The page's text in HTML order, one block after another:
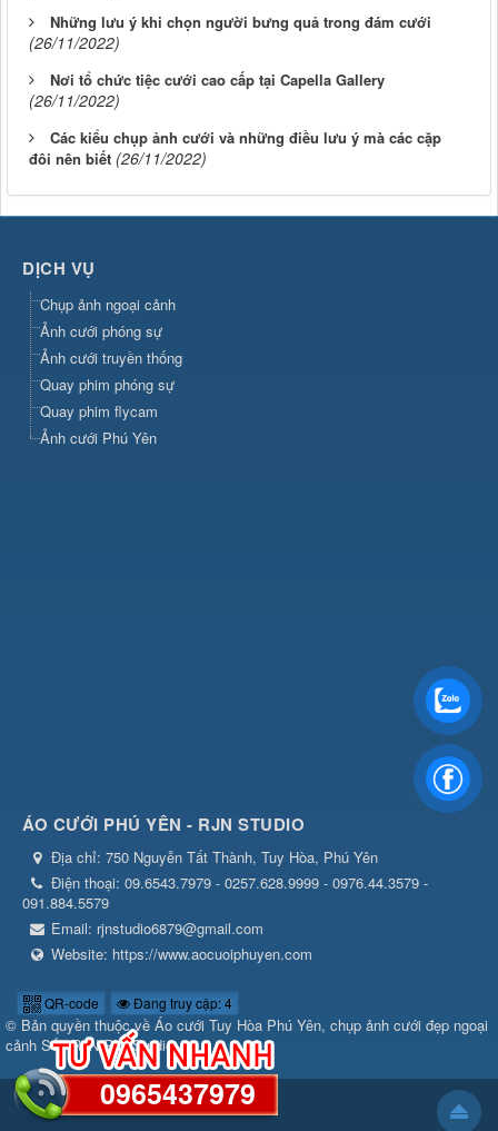
Những lưu ý khi chọn người bưng quả trong đám cưới
(26/11/2022)
Nơi tổ chức tiệc cưới cao cấp tại Capella Gallery
(26/11/2022)
Các kiểu chụp ảnh cưới và những điều lưu ý mà các cặp
đôi nên biết (26/11/2022)
DỊCH VỤ
Chụp ảnh ngoại cảnh
Ảnh cưới phóng sự
Ảnh cưới truyền thống
Quay phim phóng sự
Quay phim flycam
Ảnh cưới Phú Yên
ÁO CƯỚI PHÚ YÊN - RJN STUDIO
Địa chỉ: 750 Nguyễn Tất Thành, Tuy Hòa, Phú Yên
Điện thoại: 09.6543.7979 - 0257.628.9999 - 0976.44.3579 -
091.884.5579
Email: rjnstudio6879@gmail.com
Website: https://www.aocuoiphuyen.com
QR-code Đang truy cập: 4
© Bản quyền thuộc về Áo cưới Tuy Hòa Phú Yên, chụp ảnh cưới đẹp ngoại
cảnh Số1 RJN RIN Studio
0965437979